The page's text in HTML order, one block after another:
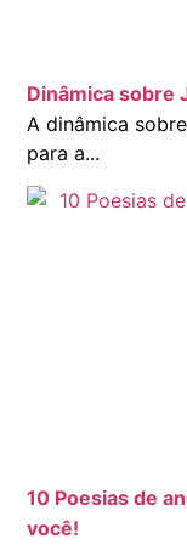
Dinâmica sobre
A dinâmica
para a...
10 Poesias de
você!